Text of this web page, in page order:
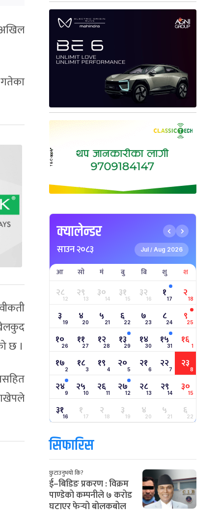
छ ।
क्यालेन्डर
साउन २०८३ Jul / Aug 2026
आ सो मं बु बि शु श
२८12 २९13 ३०14 ३१15 ३२16 १17 २18
३ 19 ४20 ५ 21 ६22 ७23 ८24 ९25
१०26 ११27 १२28 १३29 १४30 १५31 १६ 1
१७2 १८3 १९ 4 २०5 २१6 २२7 २३8
२४9 २५10 २६11 २७12 २८13 २९14 ३०15
३१16 १17 २18 ३19 ४20 ५21 ६22
सिफारिस
छुटाउनुभयो कि?
ई–बिडिङ प्रकरण : विक्रम
पाण्डेको कम्पनीले ७ करोड
घटाएर फेर्‍यो बोलकबोल